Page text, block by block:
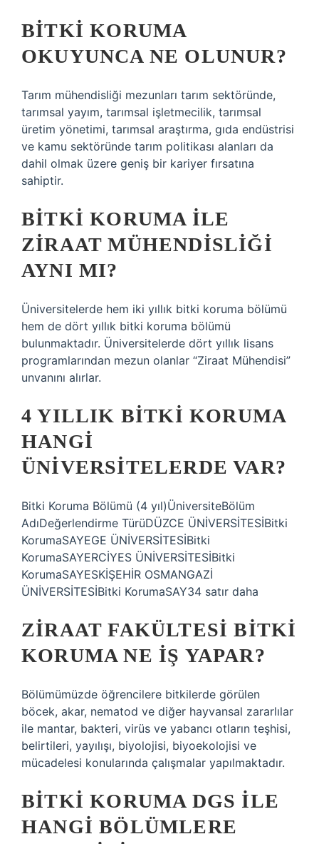
BITKI KORUMA
OKUYUNCA NE OLUNUR?
Tarım mühendisliği mezunları tarım sektöründe,
tarımsal yayım, tarımsal işletmecilik, tarımsal
üretim yönetimi, tarımsal araştırma, gıda endüstrisi
ve kamu sektöründe tarım politikası alanları da
dahil olmak üzere geniş bir kariyer fırsatına
sahiptir.
BITKI KORUMA ILE
ZIRAAT MÜHENDISLIĞI
AYNI MI?
Üniversitelerde hem iki yıllık bitki koruma bölümü
hem de dört yıllık bitki koruma bölümü
bulunmaktadır. Üniversitelerde dört yıllık lisans
programlarından mezun olanlar “Ziraat Mühendisi”
unvanını alırlar.
4 YILLIK BITKI KORUMA
HANGI
ÜNIVERSITELERDE VAR?
Bitki Koruma Bölümü (4 yıl)ÜniversiteBölüm
AdıDeğerlendirme TürüDÜZCE ÜNİVERSİTESİBitki
KorumaSAYEGE ÜNİVERSİTESİBitki
KorumaSAYERCİYES ÜNİVERSİTESİBitki
KorumaSAYESKİŞEHİR OSMANGAZİ
ÜNİVERSİTESİBitki KorumaSAY34 satır daha
ZIRAAT FAKÜLTESI BITKI
KORUMA NE IŞ YAPAR?
Bölümümüzde öğrencilere bitkilerde görülen
böcek, akar, nematod ve diğer hayvansal zararlılar
ile mantar, bakteri, virüs ve yabancı otların teşhisi,
belirtileri, yayılışı, biyolojisi, biyoekolojisi ve
mücadelesi konularında çalışmalar yapılmaktadır.
BITKI KORUMA DGS ILE
HANGI BÖLÜMLERE